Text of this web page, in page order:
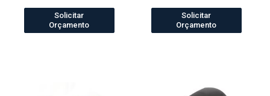
Solicitar
Orçamento
Solicitar
Orçamento